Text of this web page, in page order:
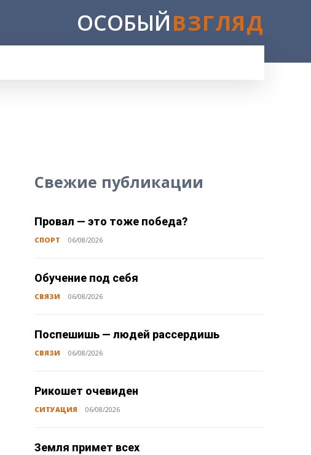
ОСОБЫЙВЗГЛЯД
Свежие публикации
Провал — это тоже победа?
СПОРТ 06/08/2026
Обучение под себя
СВЯЗИ 06/08/2026
Поспешишь — людей рассердишь
СВЯЗИ 06/08/2026
Рикошет очевиден
СИТУАЦИЯ 06/08/2026
Земля примет всех